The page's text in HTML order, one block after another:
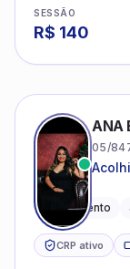
SESSÃO
R$ 140
ANA
05/
Acolhimento
CRP ativo